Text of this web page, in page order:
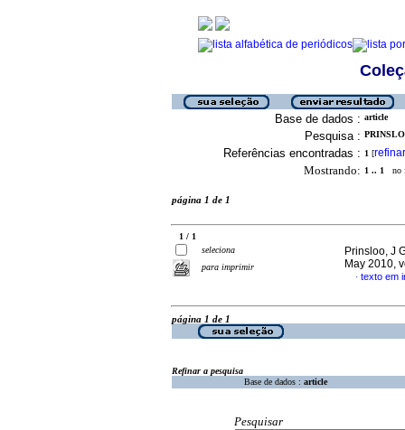
Base de dados : article
Pesquisa :
Referências encontradas : 1 [refinar
Mostrando: 1 .. 1 no
página 1 de 1
1 / 1
seleciona
para imprimir
Prinsloo, J
May 2010,
· texto em
página 1 de 1
Refinar a pesquisa
Base de dados : article
Pesquisar